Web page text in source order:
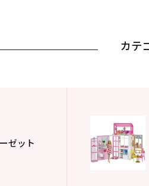
カテ
ゼット